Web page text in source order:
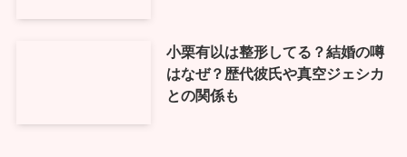
小栗有以は整形してる？結婚の噂
はなぜ？歴代彼氏や真空ジェシカ
との関係も